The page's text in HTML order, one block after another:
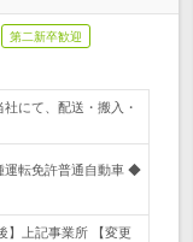
第二新卒歓迎
にて、配送・搬入・
転免許普通自動車 ◆
】上記事業所 【変更